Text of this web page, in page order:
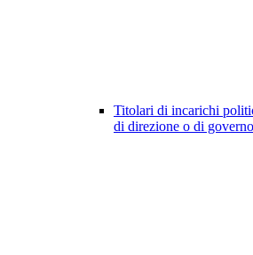
Titolari di incarichi
di direzione o di governo